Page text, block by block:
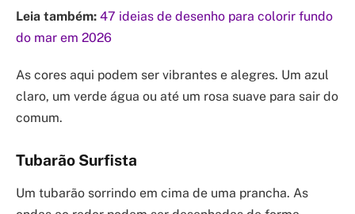
Leia também: 47 ideias de desenho para colorir fundo
do mar em 2026
As cores aqui podem ser vibrantes e alegres. Um azul
claro, um verde água ou até um rosa suave para sair do
comum.
Tubarão Surfista
Um tubarão sorrindo em cima de uma prancha. As